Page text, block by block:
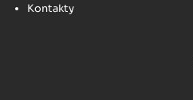
Kontakty